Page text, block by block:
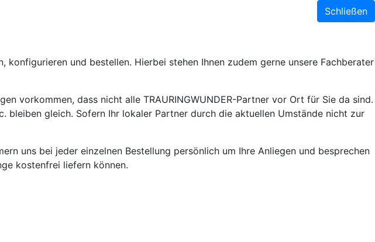
Schließen
und bestellen. Hierbei stehen Ihnen zudem gerne unsere Fachberater
vorkommen, dass nicht alle TRAURINGWUNDER-Partner vor Ort für Sie da sind.
bleiben gleich. Sofern Ihr lokaler Partner durch die aktuellen Umstände nicht zur
uns bei jeder einzelnen Bestellung persönlich um Ihre Anliegen und besprechen
kostenfrei liefern können.